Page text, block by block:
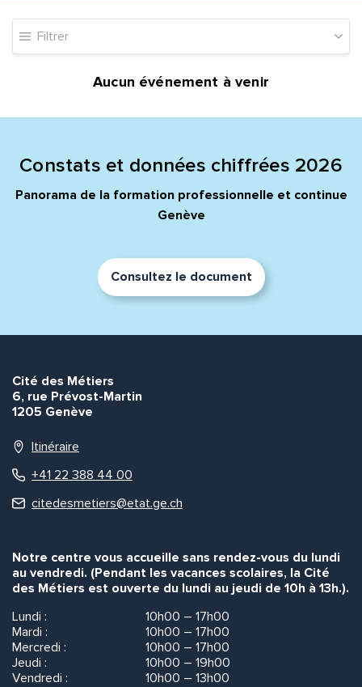
Filtrer
Aucun événement à venir
Constats et données chiffrées 2026
Panorama de la formation professionnelle et continue
Genève
Consultez le document
Cité des Métiers
6, rue Prévost-Martin
1205 Genève
Itinéraire
+41 22 388 44 00
citedesmetiers@etat.ge.ch
Notre centre vous accueille sans rendez-vous du lundi
au vendredi. (Pendant les vacances scolaires, la Cité
des Métiers est ouverte du lundi au jeudi de 10h à 13h.).
Lundi :
10h00 – 17h00
Mardi :
10h00 – 17h00
Mercredi :
10h00 – 17h00
Jeudi :
10h00 – 19h00
Vendredi :
10h00 – 13h00
Adresse e-mail*
Quelle est la pertinence de cette page?